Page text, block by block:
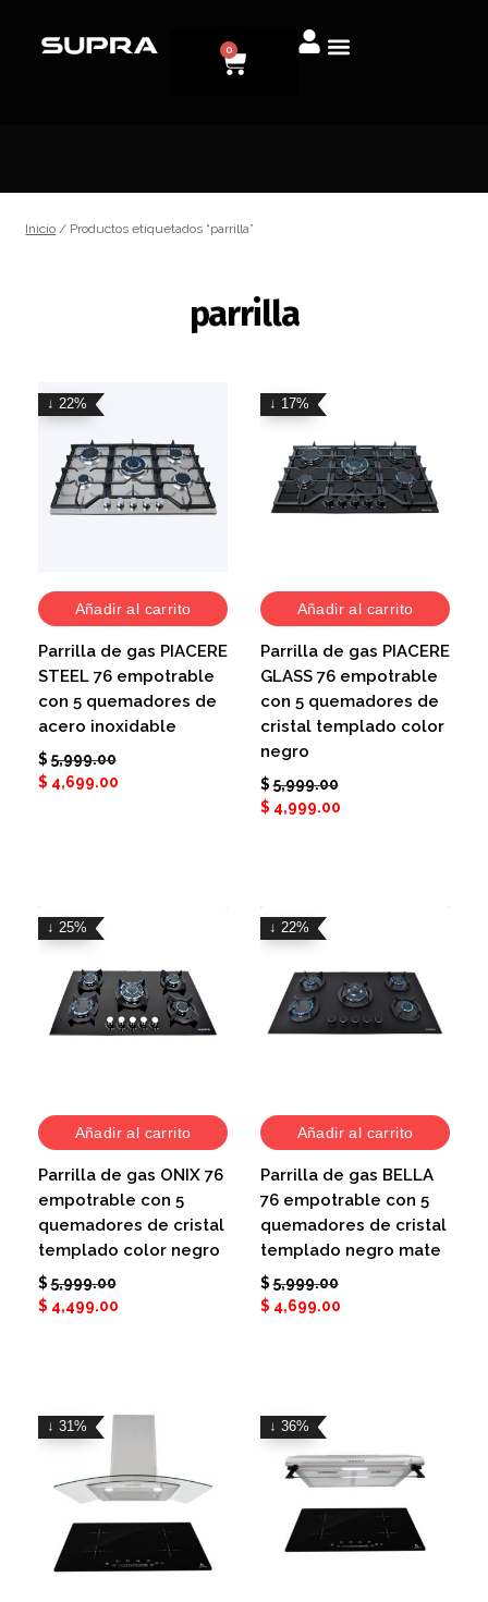
0
Inicio / Productos etiquetados “parrilla”
parrilla
↓ 22%
Añadir al carrito
Parrilla de gas PIACERE
STEEL 76 empotrable
con 5 quemadores de
acero inoxidable
$ 5,999.00
$ 4,699.00
↓ 17%
Añadir al carrito
Parrilla de gas PIACERE
GLASS 76 empotrable
con 5 quemadores de
cristal templado color
negro
$ 5,999.00
$ 4,999.00
↓ 25%
Añadir al carrito
Parrilla de gas ONIX 76
empotrable con 5
quemadores de cristal
templado color negro
$ 5,999.00
$ 4,499.00
↓ 22%
Añadir al carrito
Parrilla de gas BELLA
76 empotrable con 5
quemadores de cristal
templado negro mate
$ 5,999.00
$ 4,699.00
↓ 31% ↓ 36%